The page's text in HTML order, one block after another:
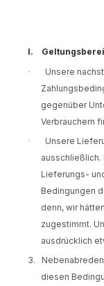
I.
·
Unsere
gegenüber
Verbrauchern
·
Unsere
Lieferungs-
Bedingungen
denn, wir
zugestimmt.
ausdrücklich
3.
diesen